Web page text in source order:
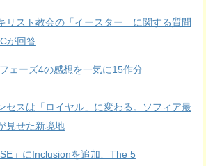
リスト教会の「イースター」に関する質問
が回答
ェーズ4の感想を一気に15作分
セスは「ロイヤル」に変わる。ソフィア最
見せた新境地
」にInclusionを追加、The 5